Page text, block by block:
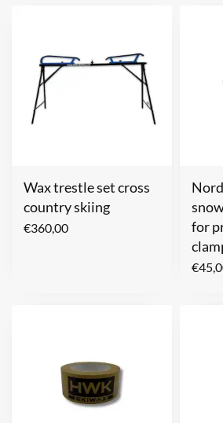
Wax trestle set cross
country skiing
€360,00
for
€